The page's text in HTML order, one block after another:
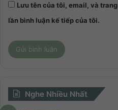
Lưu tên của tôi, email, và
lần bình luận kế tiếp của tôi.
Nghe Nhiều Nhất